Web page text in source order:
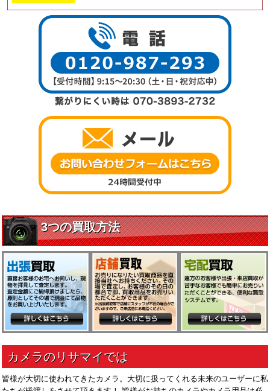
皆様が大切に使われてきたカメラ。大切に扱ってくれる未来のユーザーに私